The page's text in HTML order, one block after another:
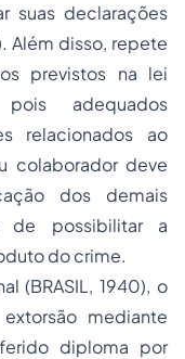
suas declarações
Além disso, repete
previstos na lei
pois adequados
relacionados ao
colaborador deve
dos demais
de possibilitar a
do crime.
(BRASIL, 1940), o
mediante
diploma por